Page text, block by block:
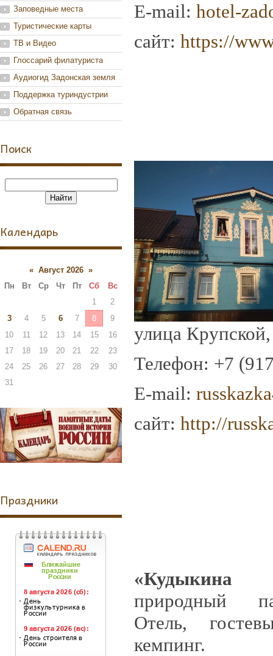
Заповедные места
Туристические карты
ТВ и Видео
Глоссарий филатуриста
Аудиогид Задонская земля
Поддержка туриндустрии
Обратная связь
Поиск
Календарь
« Август 2026 »
Пн
Вт Ср Чт Пт Сб
Вс
1
2
3
4 5 6 7 8
9
10
11 12 13 14 15
16
17
18 19 20 21 22
23
24
25 26 27 28 29
30
31
Праздники
E-mail: hotel-
сайт: https://
улица
Телефон: +7
E-mail:
сайт: http://
«Кудыкина
природный
Отель,
кемпинг.